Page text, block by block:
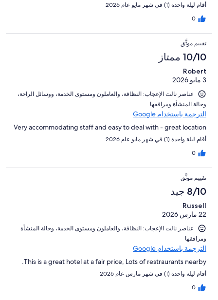
أقام ليلة واحدة (1) في شهر مايو عام 2026
0
تقييم موثَّق
10/10 ممتاز
Robert
3 مايو 2026
عناصر نالت الإعجاب: ⁦النظافة⁩، و⁦العاملون ومستوى الخدمة⁩، و⁦وسائل الراحة⁩،
و⁦حالة المنشأة ومرافقها⁩
الترجمة باستخدام Google
Very accommodating staff and easy to deal with - great location
أقام ليلة واحدة (1) في شهر مايو عام 2026
0
تقييم موثَّق
8/10 جيد
Russell
22 مارس 2026
عناصر نالت الإعجاب: ⁦النظافة⁩، و⁦العاملون ومستوى الخدمة⁩، و⁦حالة المنشأة
ومرافقها⁩
الترجمة باستخدام Google
This is a great hotel at a fair price, Lots of restraurants nearby.
أقام ليلة واحدة (1) في شهر مارس عام 2026
0